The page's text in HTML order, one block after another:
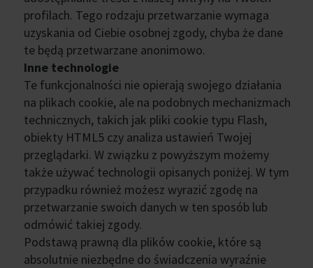
profilach. Tego rodzaju przetwarzanie wymaga
uzyskania od Ciebie osobnej zgody, chyba że dane
te będą przetwarzane anonimowo.
Inne technologie
Te funkcjonalności nie opierają swojego działania
na plikach cookie, ale na podobnych mechanizmach
technicznych, takich jak pliki cookie typu Flash,
obiekty HTML5 czy analiza ustawień Twojej
przeglądarki. W związku z powyższym możemy
także używać technologii opisanych poniżej. W tym
przypadku również możesz wyrazić zgodę na
przetwarzanie swoich danych w ten sposób lub
odmówić takiej zgody.
Podstawą prawną dla plików cookie, które są
absolutnie niezbędne do świadczenia wyraźnie